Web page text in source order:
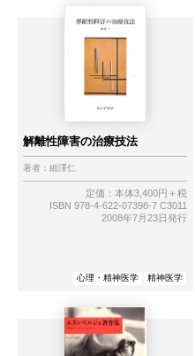
解離性障害の治療技法
著者： 細澤仁
定価：本体3,400円＋税
ISBN 978-4-622-07398-7 C3011
2008年7月23日発行
心理・精神医学 精神医学